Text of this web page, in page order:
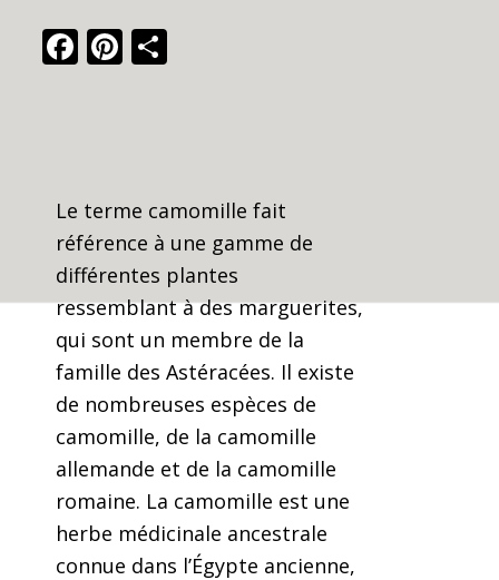
Facebook
Pinterest
Share
Le terme camomille fait
référence à une gamme de
différentes plantes
ressemblant à des marguerites,
qui sont un membre de la
famille des Astéracées. Il existe
de nombreuses espèces de
camomille, de la camomille
allemande et de la camomille
romaine. La camomille est une
herbe médicinale ancestrale
connue dans l’Égypte ancienne,